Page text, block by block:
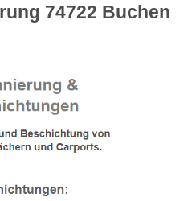
74722 Buchen